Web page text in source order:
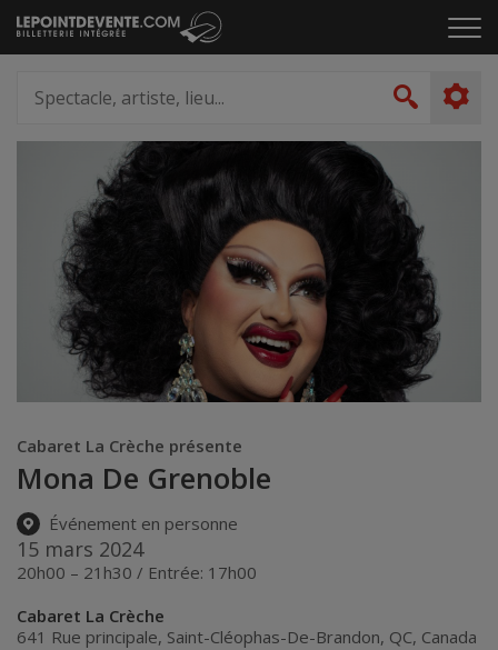
Passer
au
le
artiste,
lieu...
Cabaret La Crèche présente
Mona De Grenoble
Événement en personne
15 mars 2024
20h00 – 21h30 / Entrée: 17h00
Cabaret La Crèche
641 Rue principale, Saint-Cléophas-De-Brandon, QC, Canada